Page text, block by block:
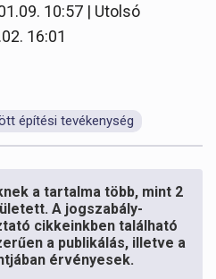
10:57 | Utolsó
16:01
építési tevékenység
a tartalma több, mint 2
A jogszabály-
cikkeinkben található
a publikálás, illetve a
érvényesek.